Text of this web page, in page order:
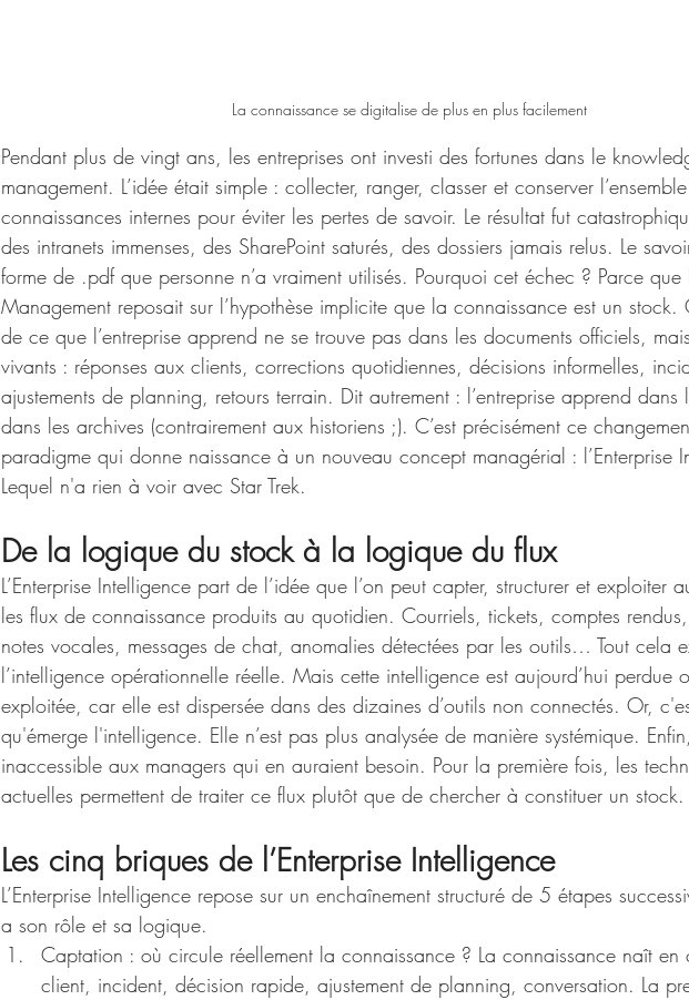
La connaissance se digitalise de plus en plus facilement
Pendant plus de vingt ans, les entreprises ont investi des fortunes dans le
management. L’idée était simple : collecter, ranger, classer et conserver
connaissances internes pour éviter les pertes de savoir. Le résultat fut
des intranets immenses, des SharePoint saturés, des dossiers jamais relus. Le
forme de .pdf que personne n’a vraiment utilisés. Pourquoi cet échec ? Parce
Management reposait sur l’hypothèse implicite que la connaissance est un stock.
de ce que l’entreprise apprend ne se trouve pas dans les documents officiels,
vivants : réponses aux clients, corrections quotidiennes, décisions informelles,
ajustements de planning, retours terrain. Dit autrement : l’entreprise apprend dans
dans les archives (contrairement aux historiens ;). C’est précisément ce
paradigme qui donne naissance à un nouveau concept managérial : l’Enterprise
Lequel n'a rien à voir avec Star Trek.
De la logique du stock à la logique du flux
L’Enterprise Intelligence part de l’idée que l’on peut capter, structurer et exploiter
les flux de connaissance produits au quotidien. Courriels, tickets, comptes
notes vocales, messages de chat, anomalies détectées par les outils… Tout cela
l’intelligence opérationnelle réelle. Mais cette intelligence est aujourd’hui perdue
exploitée, car elle est dispersée dans des dizaines d’outils non connectés. Or,
qu'émerge l'intelligence. Elle n’est pas plus analysée de manière systémique.
inaccessible aux managers qui en auraient besoin. Pour la première fois, les
actuelles permettent de traiter ce flux plutôt que de chercher à constituer un stock.
Les cinq briques de l’Enterprise Intelligence
L’Enterprise Intelligence repose sur un enchaînement structuré de 5 étapes
a son rôle et sa logique.
Captation : où circule réellement la connaissance ? La connaissance naît en
client, incident, décision rapide, ajustement de planning, conversation. La